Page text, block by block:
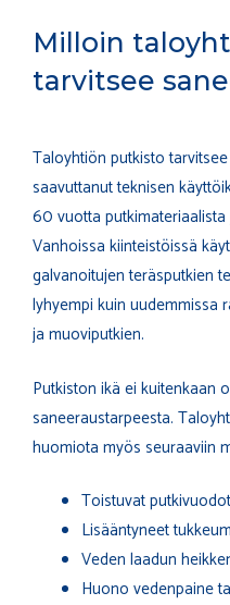
Milloin
tarvitsee
Taloyhtiön putkisto
saavuttanut teknisen
60 vuotta
Vanhoissa kiinteistöissä
galvanoitujen teräsputkien
lyhyempi kuin uudemmissa
ja muoviputkien.
Putkiston ikä ei kuitenkaan
saneeraustarpeesta.
huomiota myös seuraaviin
Toistuvat
Lisääntyneet
Veden laadun
Huono vedenpaine